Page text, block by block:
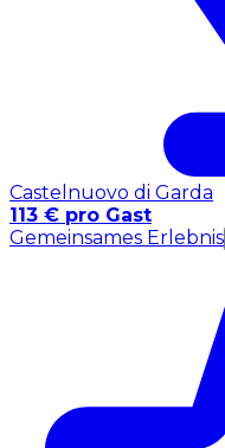
Castelnuovo di Garda
113 € pro Gast
Gemeinsames Erlebnis